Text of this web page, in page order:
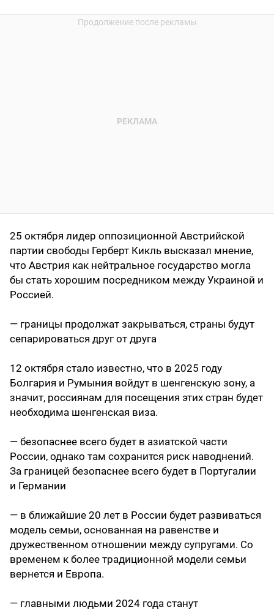
25 октября лидер оппозиционной Австрийской
партии свободы Герберт Кикль высказал мнение,
что Австрия как нейтральное государство могла
бы стать хорошим посредником между Украиной и
Россией.
— границы продолжат закрываться, страны будут
сепарироваться друг от друга
12 октября стало известно, что в 2025 году
Болгария и Румыния войдут в шенгенскую зону, а
значит, россиянам для посещения этих стран будет
необходима шенгенская виза.
— безопаснее всего будет в азиатской части
России, однако там сохранится риск наводнений.
За границей безопаснее всего будет в Португалии
и Германии
— в ближайшие 20 лет в России будет развиваться
модель семьи, основанная на равенстве и
дружественном отношении между супругами. Со
временем к более традиционной модели семьи
вернется и Европа.
— главными людьми 2024 года станут